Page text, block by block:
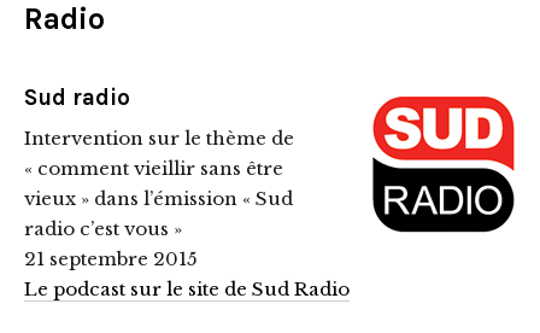
Radio
Sud radio
Intervention sur le thème de
« comment vieillir sans être
vieux » dans l’émission « Sud
radio c’est vous »
21 septembre 2015
Le podcast sur le site de Sud Radio